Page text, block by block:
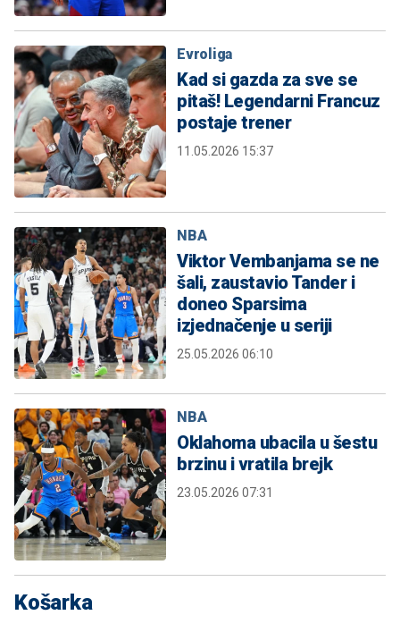
Evroliga
Kad si gazda za sve se
pitaš! Legendarni Francuz
postaje trener
11.05.2026 15:37
NBA
Viktor Vembanjama se ne
šali, zaustavio Tander i
doneo Sparsima
izjednačenje u seriji
25.05.2026 06:10
NBA
Oklahoma ubacila u šestu
brzinu i vratila brejk
23.05.2026 07:31
Košarka